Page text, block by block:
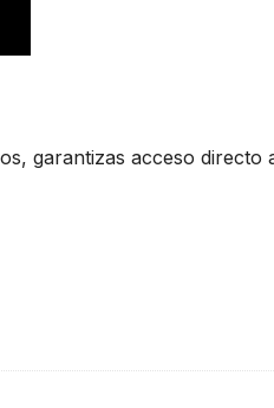
garantizas acceso directo